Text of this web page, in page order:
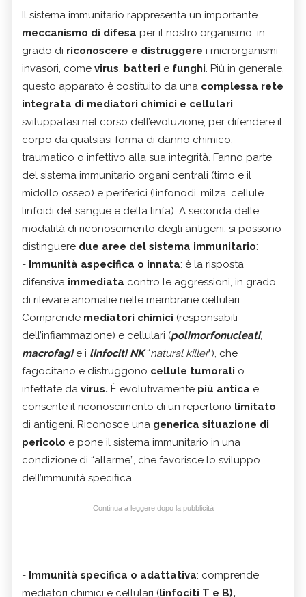
Il sistema immunitario rappresenta un importante
meccanismo di difesa per il nostro organismo, in
grado di riconoscere e distruggere i microrganismi
invasori, come virus, batteri e funghi. Più in generale,
questo apparato è costituito da una complessa rete
integrata di mediatori chimici e cellulari,
sviluppatasi nel corso dell’evoluzione, per difendere il
corpo da qualsiasi forma di danno chimico,
traumatico o infettivo alla sua integrità. Fanno parte
del sistema immunitario organi centrali (timo e il
midollo osseo) e periferici (linfonodi, milza, cellule
linfoidi del sangue e della linfa). A seconda delle
modalità di riconoscimento degli antigeni, si possono
distinguere due aree del sistema immunitario:
- Immunità aspecifica o innata: è la risposta
difensiva immediata contro le aggressioni, in grado
di rilevare anomalie nelle membrane cellulari.
Comprende mediatori chimici (responsabili
dell’infiammazione) e cellulari (polimorfonucleati,
macrofagi e i linfociti NK“natural killer"), che
fagocitano e distruggono cellule tumorali o
infettate da virus. È evolutivamente più antica e
consente il riconoscimento di un repertorio limitato
di antigeni. Riconosce una generica situazione di
pericolo e pone il sistema immunitario in una
condizione di “allarme”, che favorisce lo sviluppo
dell’immunità specifica.
Continua a leggere dopo la pubblicità
- Immunità specifica o adattativa: comprende
mediatori chimici e cellulari (linfociti T e B),